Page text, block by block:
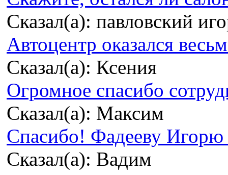
Сказал(а): павловский
Автоцентр оказался
Сказал(а): Ксения
Огромное спасибо
Сказал(а): Максим
Спасибо! Фадееву Игорю
Сказал(а): Вадим